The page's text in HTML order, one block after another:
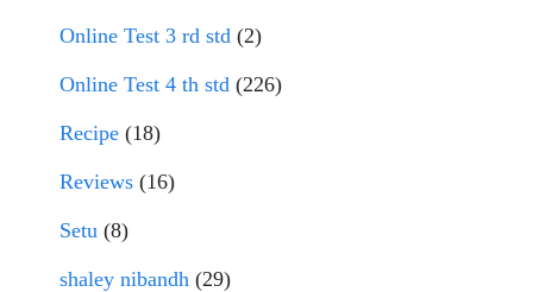
Online Test 3 rd std (2)
Online Test 4 th std (226)
Recipe (18)
Reviews (16)
Setu (8)
shaley nibandh (29)